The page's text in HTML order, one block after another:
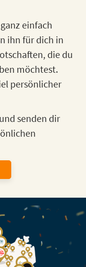
einfach
ihn für dich in
die du
möchtest.
persönlicher
senden dir